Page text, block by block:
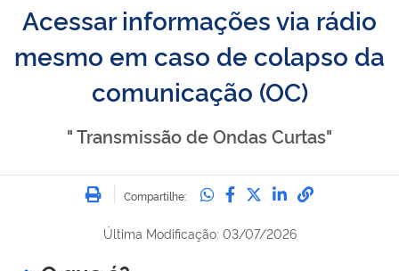
Acessar informações via rádio
mesmo em caso de colapso da
comunicação (OC)
" Transmissão de Ondas Curtas"
Imprimir
Compartilhe: Compartilhe no
Compartilhe no
Compartilhe no
Compartilhe
Última Modificação: 03/07/2026